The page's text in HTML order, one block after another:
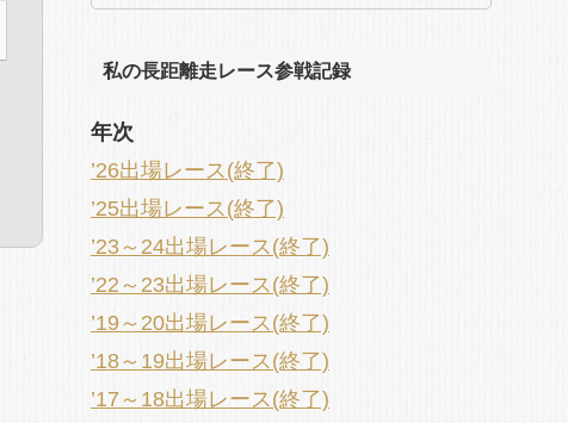
私の長距離走レース参戦記録
年次
’26出場レース(終了)
’25出場レース(終了)
’23～24出場レース(終了)
’22～23出場レース(終了)
’19～20出場レース(終了)
’18～19出場レース(終了)
’17～18出場レース(終了)